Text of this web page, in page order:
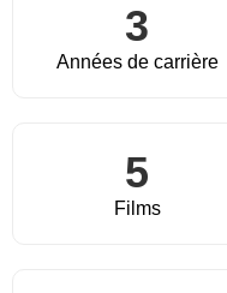
3
Années de carrière
5
Films